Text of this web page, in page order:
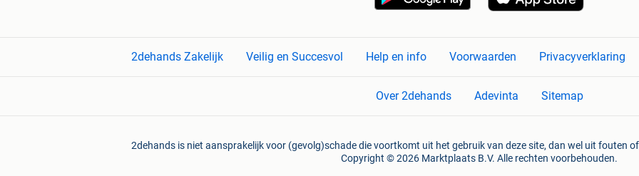
2dehands Zakelijk Veilig en Succesvol Help en info Voorwaarden Privacyverklaring
Over 2dehands Adevinta Sitemap
2dehands is niet aansprakelijk voor (gevolg)schade die voortkomt uit het gebruik van deze site, dan wel uit fouten
Copyright © 2026 Marktplaats B.V. Alle rechten voorbehouden.